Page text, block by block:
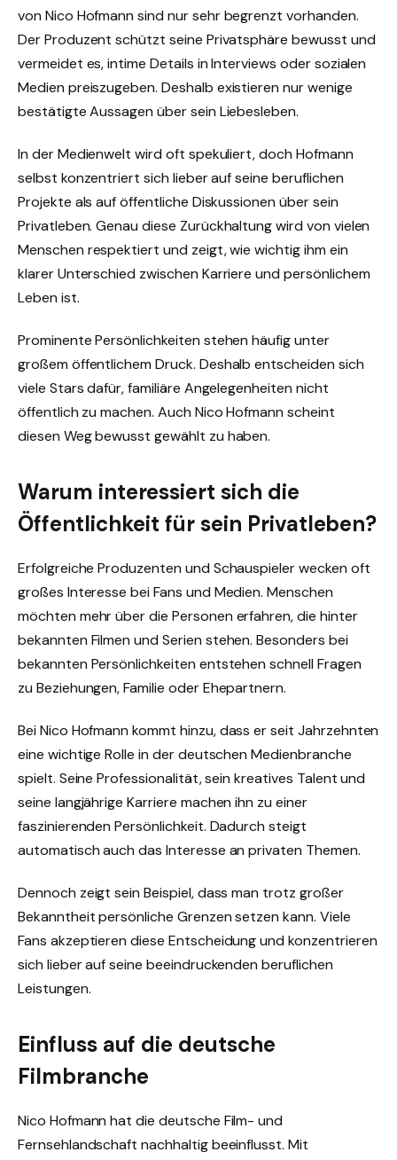
von Nico Hofmann sind nur sehr begrenzt vorhanden.
Der Produzent schützt seine Privatsphäre bewusst und
vermeidet es, intime Details in Interviews oder sozialen
Medien preiszugeben. Deshalb existieren nur wenige
bestätigte Aussagen über sein Liebesleben.
In der Medienwelt wird oft spekuliert, doch Hofmann
selbst konzentriert sich lieber auf seine beruflichen
Projekte als auf öffentliche Diskussionen über sein
Privatleben. Genau diese Zurückhaltung wird von vielen
Menschen respektiert und zeigt, wie wichtig ihm ein
klarer Unterschied zwischen Karriere und persönlichem
Leben ist.
Prominente Persönlichkeiten stehen häufig unter
großem öffentlichem Druck. Deshalb entscheiden sich
viele Stars dafür, familiäre Angelegenheiten nicht
öffentlich zu machen. Auch Nico Hofmann scheint
diesen Weg bewusst gewählt zu haben.
Warum interessiert sich die
Öffentlichkeit für sein Privatleben?
Erfolgreiche Produzenten und Schauspieler wecken oft
großes Interesse bei Fans und Medien. Menschen
möchten mehr über die Personen erfahren, die hinter
bekannten Filmen und Serien stehen. Besonders bei
bekannten Persönlichkeiten entstehen schnell Fragen
zu Beziehungen, Familie oder Ehepartnern.
Bei Nico Hofmann kommt hinzu, dass er seit Jahrzehnten
eine wichtige Rolle in der deutschen Medienbranche
spielt. Seine Professionalität, sein kreatives Talent und
seine langjährige Karriere machen ihn zu einer
faszinierenden Persönlichkeit. Dadurch steigt
automatisch auch das Interesse an privaten Themen.
Dennoch zeigt sein Beispiel, dass man trotz großer
Bekanntheit persönliche Grenzen setzen kann. Viele
Fans akzeptieren diese Entscheidung und konzentrieren
sich lieber auf seine beeindruckenden beruflichen
Leistungen.
Einfluss auf die deutsche
Filmbranche
Nico Hofmann hat die deutsche Film- und
Fernsehlandschaft nachhaltig beeinflusst. Mit